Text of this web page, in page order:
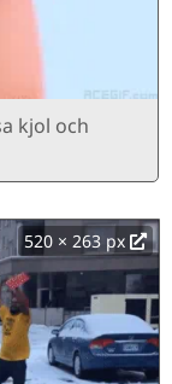
kjol och
520 × 263 px